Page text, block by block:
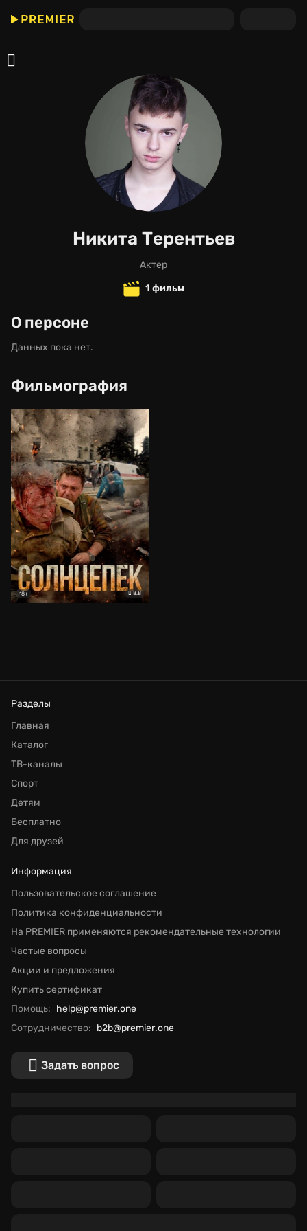
Никита Терентьев
актер
1 фильм
О персоне
Данных пока нет.
Фильмография
18+ 8.8
Разделы
Главная
Каталог
ТВ-каналы
Спорт
Детям
Бесплатно
Для друзей
Информация
Пользовательское соглашение
Политика конфиденциальности
На PREMIER применяются рекомендательные технологии
Частые вопросы
Акции и предложения
Купить сертификат
Помощь: help@premier.one
Сотрудничество: b2b@premier.one
Задать вопрос